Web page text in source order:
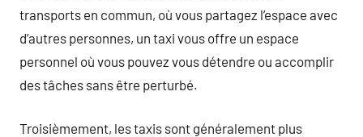
transports en commun, où vous partagez l’espace avec
d’autres personnes, un taxi vous offre un espace
personnel où vous pouvez vous détendre ou accomplir
des tâches sans être perturbé.
Troisièmement, les taxis sont généralement plus